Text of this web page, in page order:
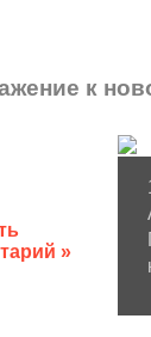
к
»